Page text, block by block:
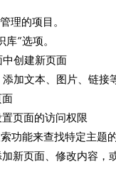
理的项目。
”选项。
创建新页面
加文本、图片、链接
面
页面的访问权限
功能来查找特定主题
新页面、修改内容，